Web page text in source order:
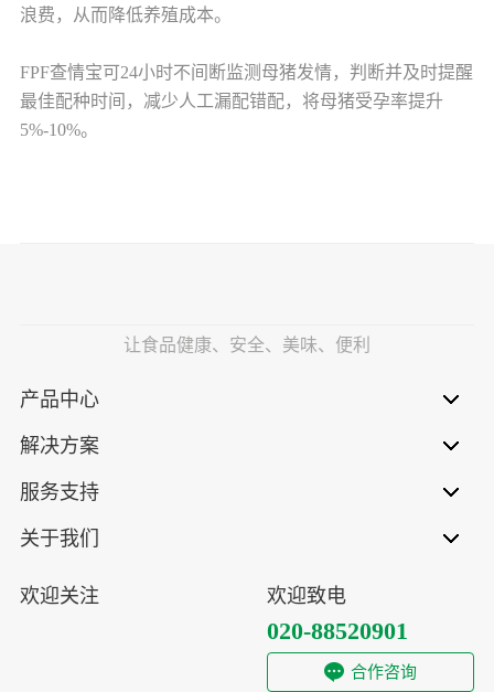
浪费，从而降低养殖成本。
FPF查情宝可24小时不间断监测母猪发情，判断并及时提醒
最佳配种时间，减少人工漏配错配，将母猪受孕率提升
5%-10%。
让食品健康、安全、美味、便利
产品中心
解决方案
服务支持
关于我们
欢迎关注 欢迎致电
020-88520901
合作咨询